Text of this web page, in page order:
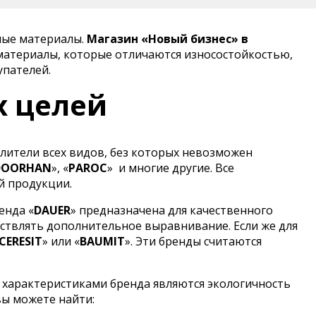
материалы. Магазин «Новый бизнес» в
которые отличаются износостойкостью,
целей
всех видов, без которых невозможен
», «PAROC» и многие другие. Все
продукции.
«DAUER» предназначена для качественного
дополнительное выравнивание. Если же для
» или «BAUMIT». Эти бренды считаются
бренда являются экологичность
можете найти: